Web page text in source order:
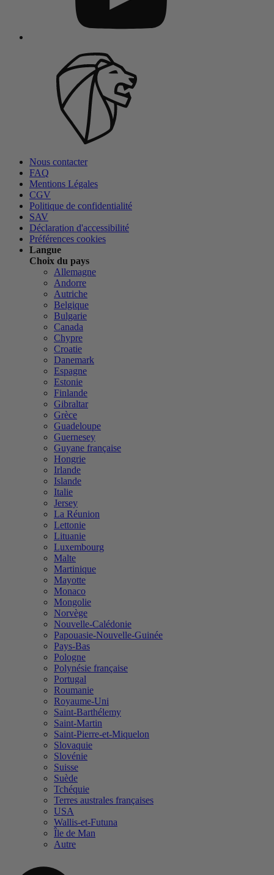
Nous contacter
FAQ
Mentions Légales
CGV
Politique de confidentialité
SAV
Déclaration d'accessibilité
Préférences cookies
Langue
Choix du pays
Allemagne
Andorre
Autriche
Belgique
Bulgarie
Canada
Chypre
Croatie
Danemark
Espagne
Estonie
Finlande
Gibraltar
Grèce
Guadeloupe
Guernesey
Guyane française
Hongrie
Irlande
Islande
Italie
Jersey
La Réunion
Lettonie
Lituanie
Luxembourg
Malte
Martinique
Mayotte
Monaco
Mongolie
Norvège
Nouvelle-Calédonie
Papouasie-Nouvelle-Guinée
Pays-Bas
Pologne
Polynésie française
Portugal
Roumanie
Royaume-Uni
Saint-Barthélemy
Saint-Martin
Saint-Pierre-et-Miquelon
Slovaquie
Slovénie
Suisse
Suède
Tchéquie
Terres australes françaises
USA
Wallis-et-Futuna
Île de Man
Autre